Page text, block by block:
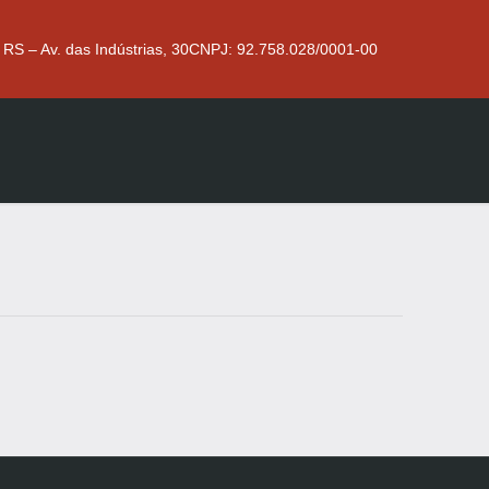
– Av. das Indústrias, 30CNPJ: 92.758.028/0001-00